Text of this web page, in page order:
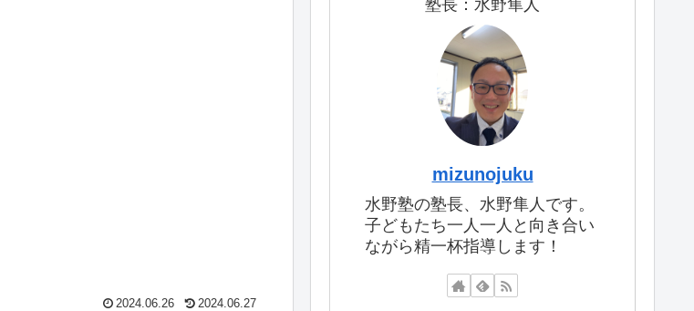
2024.06.26 2024.06.27
塾長：水野隼人
mizunojuku
水野塾の塾長、水野隼人です。
子どもたち一人一人と向き合い
ながら精一杯指導します！